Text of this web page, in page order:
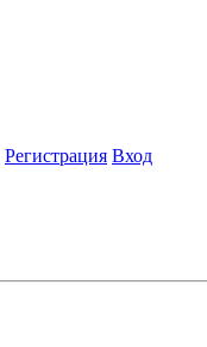
Регистрация Вход